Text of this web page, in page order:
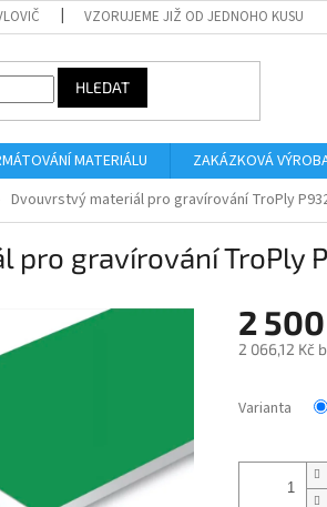
VZORUJEME JIŽ OD JEDNOHO KUSU
HLEDAT
MATERIÁLU ZAKÁZKOVÁ
Dvouvrstvý materiál pro gravírování TroPly
pro gravírování TroPly
2
2 066,12 Kč
cena:
Varianta